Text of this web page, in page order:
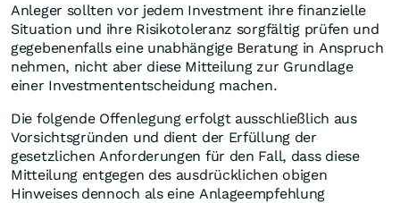
Anleger sollten vor jedem Investment ihre finanzielle
Situation und ihre Risikotoleranz sorgfältig prüfen und
gegebenenfalls eine unabhängige Beratung in Anspruch
nehmen, nicht aber diese Mitteilung zur Grundlage
einer Investmententscheidung machen.
Die folgende Offenlegung erfolgt ausschließlich aus
Vorsichtsgründen und dient der Erfüllung der
gesetzlichen Anforderungen für den Fall, dass diese
Mitteilung entgegen des ausdrücklichen obigen
Hinweises dennoch als eine Anlageempfehlung